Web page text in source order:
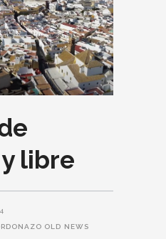
libre
OLD NEWS